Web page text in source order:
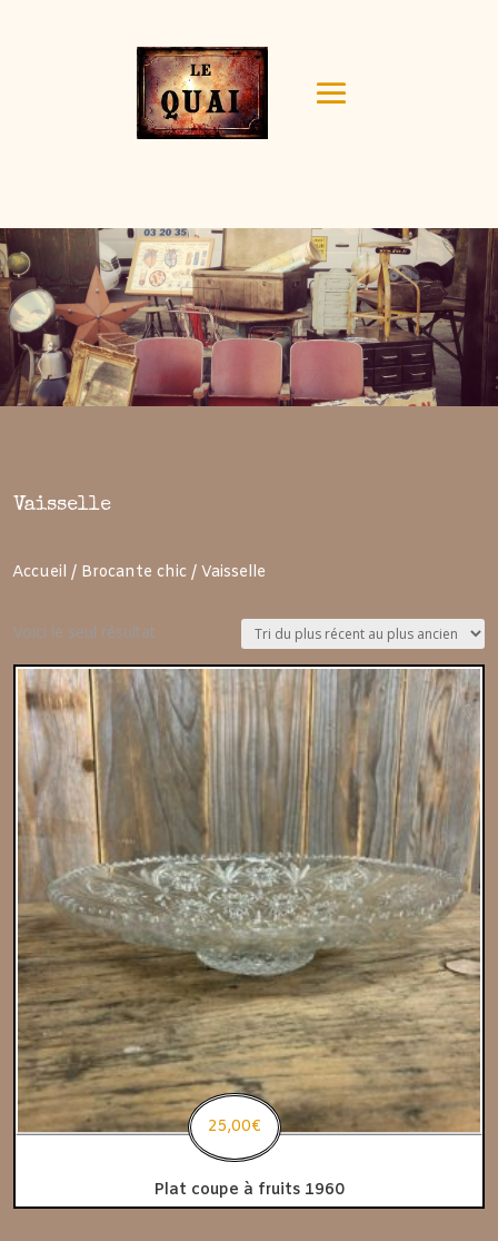
Vaisselle
Accueil / Brocante chic / Vaisselle
Voici le seul résultat
Plat coupe à fruits 1960
25,00€